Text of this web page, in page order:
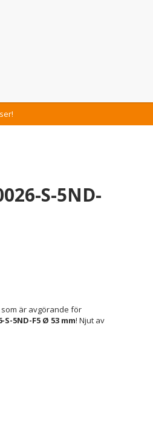
S-5ND-
är avgörande för
5ND-F5 Ø 53 mm! Njut av